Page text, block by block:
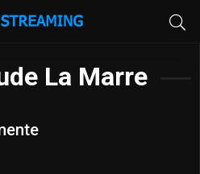
La Marre